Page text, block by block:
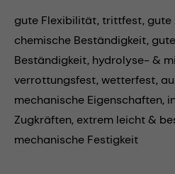
gute Flexibilität, trittfest, gute
chemische Beständigkeit,
Beständigkeit, hydrolyse- &
verrottungsfest, wetterfest,
mechanische Eigenschaften,
Zugkräften, extrem leicht &
mechanische Festigkeit